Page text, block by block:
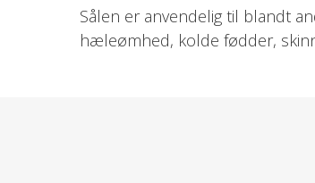
Sålen er anvendelig til blandt
hæleømhed, kolde fødder,